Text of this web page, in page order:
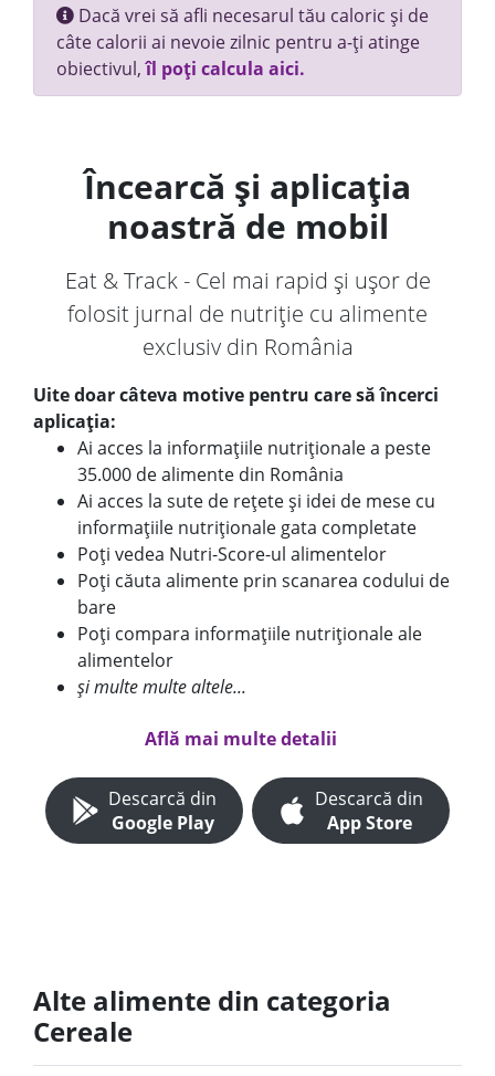
Dacă vrei să afli necesarul tău caloric și de
câte calorii ai nevoie zilnic pentru a-ți atinge
obiectivul,îl poți calcula aici.
Încearcă și aplicația
noastră de mobil
Eat & Track - Cel mai rapid și ușor de
folosit jurnal de nutriție cu alimente
exclusiv din România
Uite doar câteva motive pentru care să încerci
aplicația:
Ai acces la informațiile nutriționale a peste
35.000 de alimente din România
Ai acces la sute de rețete și idei de mese cu
informațiile nutriționale gata completate
Poți vedea Nutri-Score-ul alimentelor
Poți căuta alimente prin scanarea codului de
bare
Poți compara informațiile nutriționale ale
alimentelor
și multe multe altele...
Află mai multe detalii
Descarcă din
Google Play
Descarcă din
App Store
Alte alimente din categoria
Cereale